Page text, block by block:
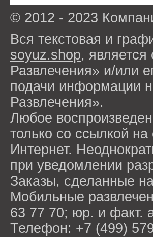
© 2012 - 2023
Вся текстовая и
soyuz.shop,
Развлечения» и/или
подачи информации
Развлечения».
Любое
только со ссылкой на
Интернет.
при уведомлении
Заказы, сделанные
Мобильные
63 77 70; юр. и факт.
Телефон: +7 (499)